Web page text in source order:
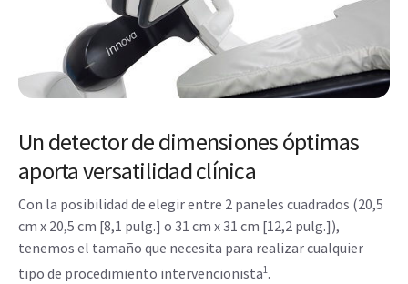
Un detector de dimensiones óptimas
aporta versatilidad clínica
Con la posibilidad de elegir entre 2 paneles cuadrados (20,5
cm x 20,5 cm [8,1 pulg.] o 31 cm x 31 cm [12,2 pulg.]),
tenemos el tamaño que necesita para realizar cualquier
tipo de procedimiento intervencionista1.